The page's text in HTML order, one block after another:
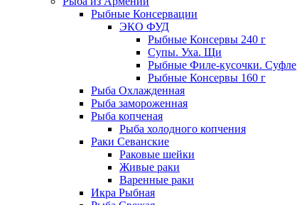
Рыбные Консервации
ЭКО ФУД
Рыбные Консервы 240 г
Супы. Уха. Щи
Рыбные Филе-кусочки. Суфле
Рыбные Консервы 160 г
Рыба Охлажденная
Рыба замороженная
Рыба копченая
Рыба холодного копчения
Раки Севанские
Раковые шейки
Живые раки
Варенные раки
Икра Рыбная